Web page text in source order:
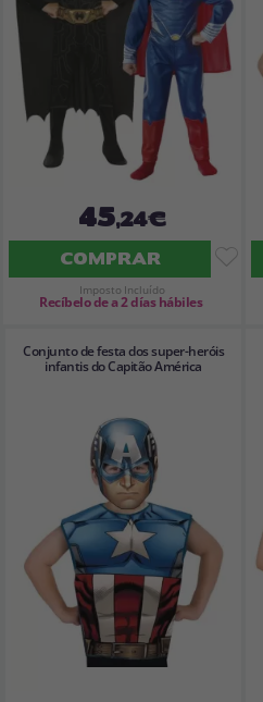
45,24€
COMPRAR
Imposto Incluído
Recíbelo de a 2 días hábiles
Conjunto de festa dos super-heróis
infantis do Capitão América